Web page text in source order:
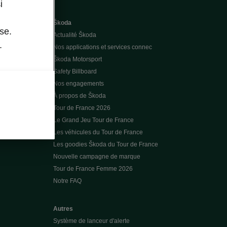
Škoda
Actualité Škoda
Nos applications et services connec
Škoda Motorsport
Safety Billboard
Nos engagements
À propos de Škoda
Tour de France 2026
Le Grand Jeu Tour de France
Les véhicules du Tour de France
Les goodies Škoda du Tour de France
Nouvelle campagne de marque
Tour de France Femme 2026
Notre FAQ
Autres
Système de lanceur d'alerte